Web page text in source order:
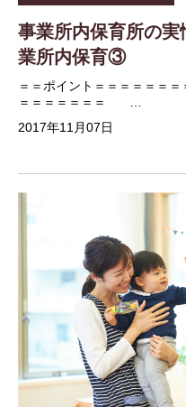
事業所内保育所の
業所内保育③
＝＝ポイント＝＝＝＝＝＝
＝＝＝＝＝＝＝ …
2017年11月07日